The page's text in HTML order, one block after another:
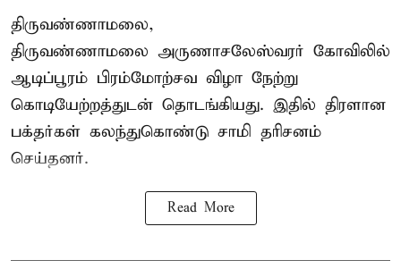
திருவண்ணாமலை,
திருவண்ணாமலை அருணாசலேஸ்வரர் கோவிலில்
ஆடிப்பூரம் பிரம்மோற்சவ விழா நேற்று
கொடியேற்றத்துடன் தொடங்கியது. இதில் திரளான
பக்தர்கள் கலந்துகொண்டு சாமி தரிசனம்
செய்தனர்.
Read More